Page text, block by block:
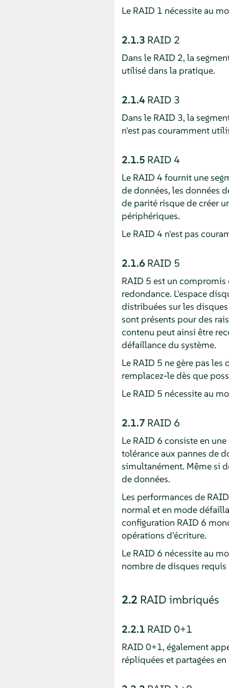
Le RAID 1 nécessite au
2.1.3 RAID 2
Dans le RAID 2, la
utilisé dans la pratique.
2.1.4RAID 3
Dans le RAID 3, la
n'est pas couramment
2.1.5 RAID 4
Le RAID 4 fournit une
de données, les données
de parité risque de créer
périphériques.
Le RAID 4 n'est pas
2.1.6RAID 5
RAID 5 est un compromis
redondance. L'espace
distribuées sur les
sont présents pour des
contenu peut ainsi être
défaillance du système.
Le RAID 5 ne gère pas
remplacez-le dès que
Le RAID 5 nécessite au
2.1.7 RAID 6
Le RAID 6 consiste en
tolérance aux pannes de
simultanément. Même si
de données.
Les performances de
normal et en mode
configuration RAID 6
opérations d'écriture.
Le RAID 6 nécessite au
nombre de disques
2.2 RAID imbriqués
2.2.1 RAID 0+1
RAID 0+1, également
répliquées et partagées